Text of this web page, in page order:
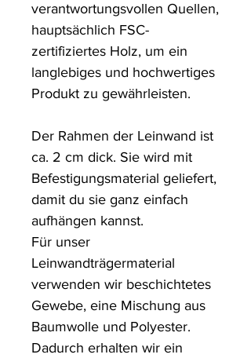
verantwortungsvollen Quellen,
hauptsächlich FSC-
zertifiziertes Holz, um ein
langlebiges und hochwertiges
Produkt zu gewährleisten.
Der Rahmen der Leinwand ist
ca. 2 cm dick. Sie wird mit
Befestigungsmaterial geliefert,
damit du sie ganz einfach
aufhängen kannst.
Für unser
Leinwandträgermaterial
verwenden wir beschichtetes
Gewebe, eine Mischung aus
Baumwolle und Polyester.
Dadurch erhalten wir ein